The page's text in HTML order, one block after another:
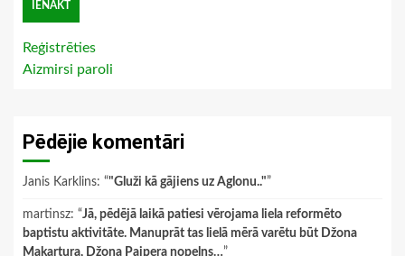
Reģistrēties
Aizmirsi paroli
Pēdējie komentāri
Janis Karklins: “"Gluži kā gājiens uz Aglonu.."”
martinsz: “Jā, pēdējā laikā patiesi vērojama liela reformēto
baptistu aktivitāte. Manuprāt tas lielā mērā varētu būt Džona
Makartura, Džona Paipera nopelns…”